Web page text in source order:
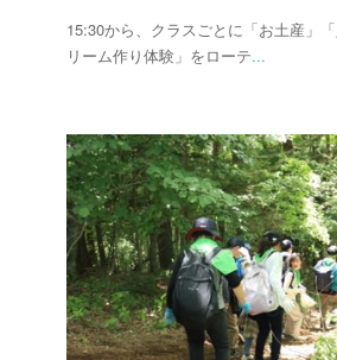
15:30から、クラスごとに「お土産」
リーム作り体験」をローテ...